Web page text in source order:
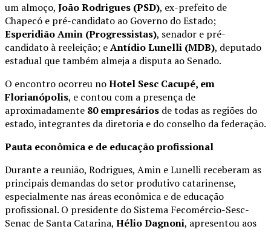
um almoço, João Rodrigues (PSD), ex-prefeito de
Chapecó e pré-candidato ao Governo do Estado;
Esperidião Amin (Progressistas), senador e pré-
candidato à reeleição; eAntídio Lunelli (MDB), deputado
estadual que também almeja a disputa ao Senado.
O encontro ocorreu noHotel Sesc Cacupé, em
Florianópolis, e contou com a presença de
aproximadamente 80 empresários de todas as regiões do
estado, integrantes da diretoria e do conselho da federação.
Pauta econômica e de educação profissional
Durante a reunião, Rodrigues, Amin e Lunelli receberam as
principais demandas do setor produtivo catarinense,
especialmente nas áreas econômica e de educação
profissional. O presidente do Sistema Fecomércio-Sesc-
Senac de Santa Catarina, Hélio Dagnoni, apresentou aos